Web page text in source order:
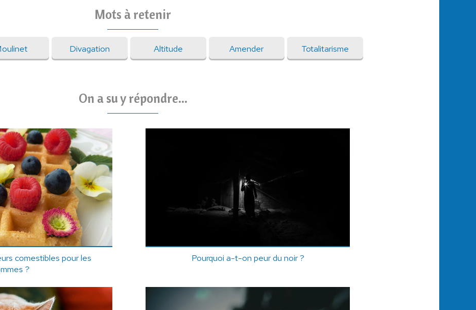
Mots à retenir
Divagation Altitude Amender Totalitarisme
On a su y répondre...
comestibles pour les
?
Pourquoi a-t-on peur du noir ?